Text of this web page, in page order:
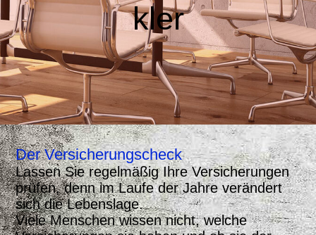
kler
Der Versicherungscheck
Lassen Sie regelmäßig Ihre Versicherungen
prüfen, denn im Laufe der Jahre verändert
sich die Lebenslage.
Viele Menschen wissen nicht, welche